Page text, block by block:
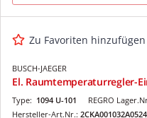
Zu Favoriten hinzufügen
BUSCH-JAEGER
El. Raumtemperaturregler-
REGRO
Type: 1094 U-101
Hersteller-Art.Nr.: 2CKA001032A0524